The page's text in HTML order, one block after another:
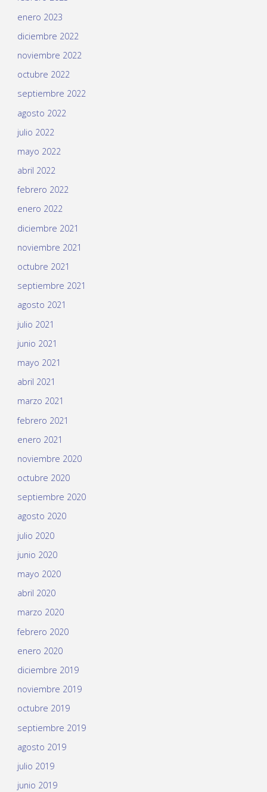
enero 2023
diciembre 2022
noviembre 2022
octubre 2022
septiembre 2022
agosto 2022
julio 2022
mayo 2022
abril 2022
febrero 2022
enero 2022
diciembre 2021
noviembre 2021
octubre 2021
septiembre 2021
agosto 2021
julio 2021
junio 2021
mayo 2021
abril 2021
marzo 2021
febrero 2021
enero 2021
noviembre 2020
octubre 2020
septiembre 2020
agosto 2020
julio 2020
junio 2020
mayo 2020
abril 2020
marzo 2020
febrero 2020
enero 2020
diciembre 2019
noviembre 2019
octubre 2019
septiembre 2019
agosto 2019
julio 2019
junio 2019